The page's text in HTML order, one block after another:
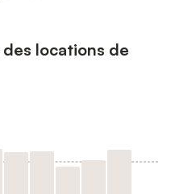
locations de